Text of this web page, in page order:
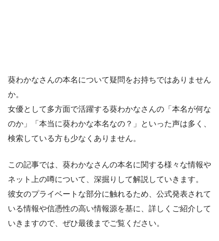
葵わかなさんの本名について疑問をお持ちではありません
か。
女優として多方面で活躍する葵わかなさんの「本名が何な
のか」「本当に葵わかな本名なの？」といった声は多く、
検索している方も少なくありません。
この記事では、葵わかなさんの本名に関する様々な情報や
ネット上の噂について、深掘りして解説していきます。
彼女のプライベートな部分に触れるため、公式発表されて
いる情報や信憑性の高い情報源を基に、詳しくご紹介して
いきますので、ぜひ最後までご覧ください。